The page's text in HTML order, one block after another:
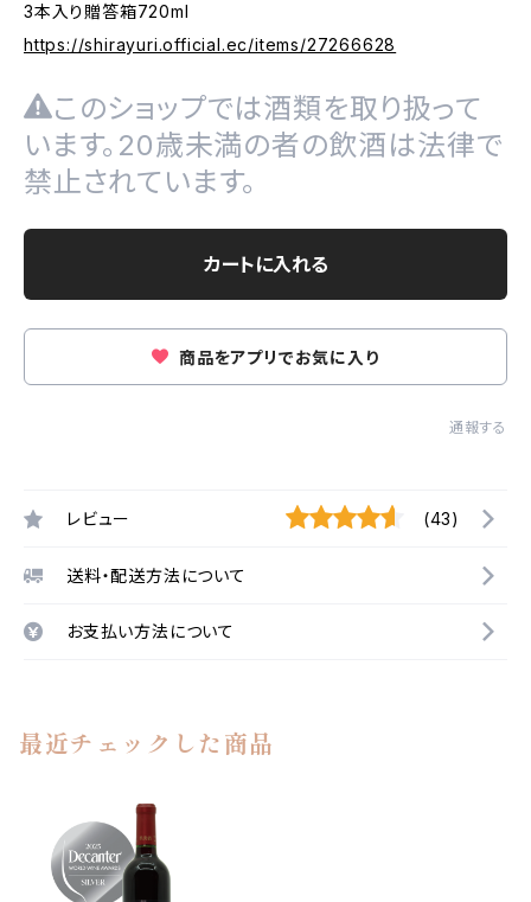
3本入り贈答箱720ml
https://shirayuri.official.ec/items/27266628
このショップでは酒類を取り扱って
います。20歳未満の者の飲酒は法律で
禁止されています。
カートに入れる
商品をアプリでお気に入り
通報する
レビュー (43)
送料・配送方法について
お支払い方法について
最近チェックした商品